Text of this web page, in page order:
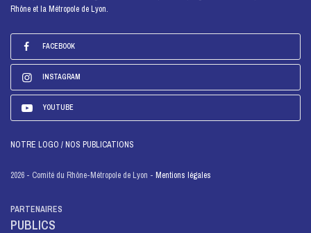
Rhône et la Métropole de Lyon.
FACEBOOK
INSTAGRAM
YOUTUBE
NOTRE LOGO / NOS PUBLICATIONS
2026 - Comité du Rhône-Métropole de Lyon - Mentions légales
PARTENAIRES
PUBLICS